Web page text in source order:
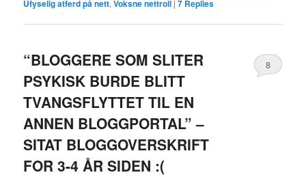
Ufyselig atferd på nett,Voksne nettroll |7 Replies
“BLOGGERE SOM SLITER
PSYKISK BURDE BLITT
TVANGSFLYTTET TIL EN
ANNEN BLOGGPORTAL” –
SITAT BLOGGOVERSKRIFT
FOR 3-4 ÅR SIDEN :(
8